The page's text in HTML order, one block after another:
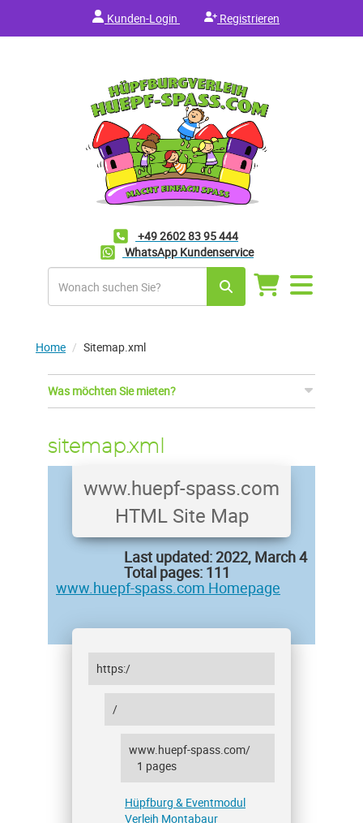
Kunden-Login Registrieren
+49 2602 83 95 444
WhatsApp Kundenservice
Navigation
umschalten
Home Sitemap.xml
Was möchten Sie mieten?
sitemap.xml
www.huepf-spass.com
HTML Site Map
Last updated: 2022, March 4
Total pages: 111
www.huepf-spass.com Homepage
https:/
/
www.huepf-spass.com/
1 pages
Hüpfburg & Eventmodul
Verleih Montabaur